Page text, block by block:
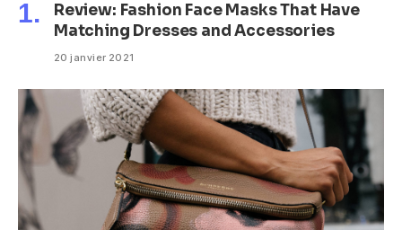
Review: Fashion Face Masks That Have
Matching Dresses and Accessories
20 janvier 2021